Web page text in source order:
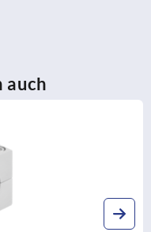
auch